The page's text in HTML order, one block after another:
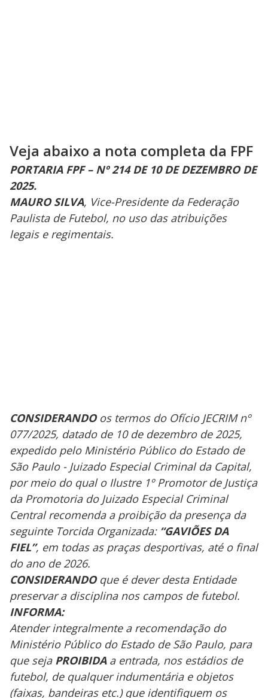
Veja abaixo a nota completa da FPF
PORTARIA FPF – Nº 214 DE 10 DE DEZEMBRO DE
2025.
MAURO SILVA, Vice-Presidente da Federação
Paulista de Futebol, no uso das atribuições
legais e regimentais.
CONSIDERANDOos termos do Ofício JECRIM nº
077/2025, datado de 10 de dezembro de 2025,
expedido pelo Ministério Público do Estado de
São Paulo - Juizado Especial Criminal da Capital,
por meio do qual o Ilustre 1º Promotor de Justiça
da Promotoria do Juizado Especial Criminal
Central recomenda a proibição da presença da
seguinte Torcida Organizada: “GAVIÕES DA
FIEL”, em todas as praças desportivas, até o final
do ano de 2026.
CONSIDERANDOque é dever desta Entidade
preservar a disciplina nos campos de futebol.
INFORMA:
Atender integralmente a recomendação do
Ministério Público do Estado de São Paulo, para
que seja PROIBIDA a entrada, nos estádios de
futebol, de qualquer indumentária e objetos
(faixas, bandeiras etc.) que identifiquem os